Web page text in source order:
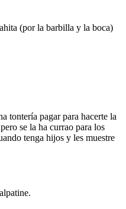
(por la barbilla y la boca)
tontería pagar para hacerte la
se la ha currao para los
tenga hijos y les muestre